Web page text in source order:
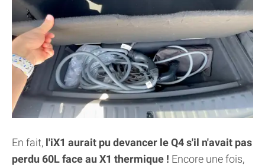
En fait, l'iX1 aurait pu devancer le Q4 s'il n'avait pas
perdu 60L face au X1 thermique ! Encore une fois,